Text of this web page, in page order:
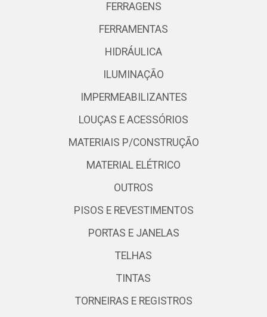
FERRAGENS
FERRAMENTAS
HIDRÁULICA
ILUMINAÇÃO
IMPERMEABILIZANTES
LOUÇAS E ACESSÓRIOS
MATERIAIS P/CONSTRUÇÃO
MATERIAL ELÉTRICO
OUTROS
PISOS E REVESTIMENTOS
PORTAS E JANELAS
TELHAS
TINTAS
TORNEIRAS E REGISTROS